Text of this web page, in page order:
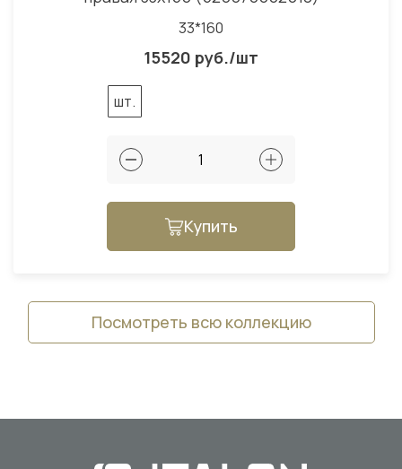
33*160
15520 руб./шт
шт.
Купить
Посмотреть всю коллекцию